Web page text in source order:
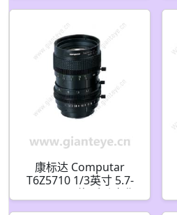
康标达 Computar
T6Z5710 1/3英寸 5.7-
34.2mm 6倍 手动变焦